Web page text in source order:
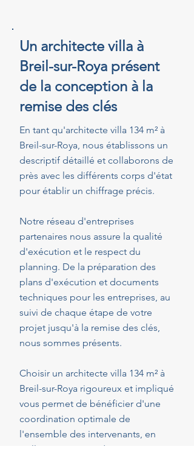
Un architecte villa à
Breil-sur-Roya présent
de la conception à la
remise des clés
En tant qu'architecte villa 134 m² à
Breil-sur-Roya, nous établissons un
descriptif détaillé et collaborons de
près avec les différents corps d'état
pour établir un chiffrage précis.
Notre réseau d'entreprises
partenaires nous assure la qualité
d'exécution et le respect du
planning. De la préparation des
plans d'exécution et documents
techniques pour les entreprises, au
suivi de chaque étape de votre
projet jusqu'à la remise des clés,
nous sommes présents.
Choisir un architecte villa 134 m² à
Breil-sur-Roya rigoureux et impliqué
vous permet de bénéficier d'une
coordination optimale de
l'ensemble des intervenants, en
veillant au respect de vos attentes,